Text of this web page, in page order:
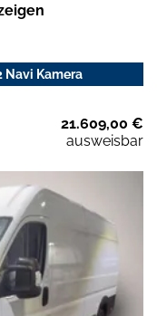
Navi Kamera
21.609,00 €
ausweisbar